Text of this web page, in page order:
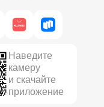
Наведите
камеру
и скачайте
приложение